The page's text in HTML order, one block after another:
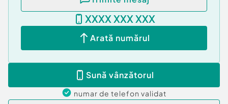
XXXX XXX XXX
Arată numărul
Sună vânzătorul
numar de telefon validat